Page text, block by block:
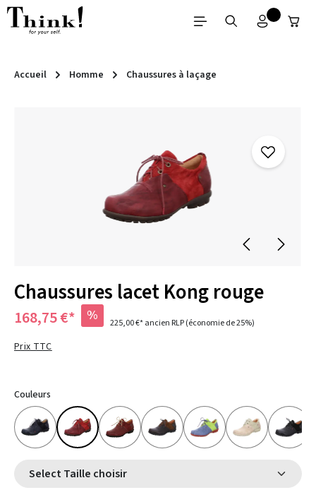
Passer au contenu principal
Accueil Homme Chaussures à laçage
Chaussures lacet Kong rouge
168,75 €* % 225,00 €*ancien RLP(économie de 25%)
Prix TTC
Couleurs
Select Taille choisir